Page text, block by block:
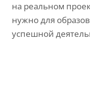
на реальном
нужно для
успешной